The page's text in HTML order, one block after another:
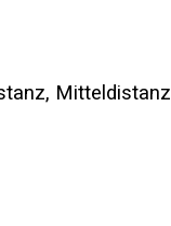
Mitteldistanz